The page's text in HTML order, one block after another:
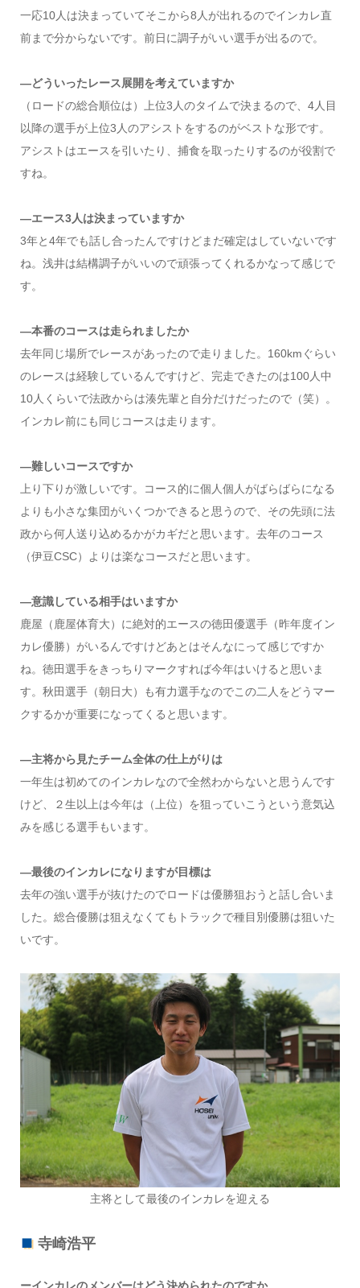
一応10人は決まっていてそこから8人が出れるのでインカレ直
前まで分からないです。前日に調子がいい選手が出るので。
―どういったレース展開を考えていますか
（ロードの総合順位は）上位3人のタイムで決まるので、4人目
以降の選手が上位3人のアシストをするのがベストな形です。
アシストはエースを引いたり、捕食を取ったりするのが役割で
すね。
―エース3人は決まっていますか
3年と4年でも話し合ったんですけどまだ確定はしていないです
ね。浅井は結構調子がいいので頑張ってくれるかなって感じで
す。
―本番のコースは走られましたか
去年同じ場所でレースがあったので走りました。160kmぐらい
のレースは経験しているんですけど、完走できたのは100人中
10人くらいで法政からは湊先輩と自分だけだったので（笑）。
インカレ前にも同じコースは走ります。
―難しいコースですか
上り下りが激しいです。コース的に個人個人がばらばらになる
よりも小さな集団がいくつかできると思うので、その先頭に法
政から何人送り込めるかがカギだと思います。去年のコース
（伊豆CSC）よりは楽なコースだと思います。
―意識している相手はいますか
鹿屋（鹿屋体育大）に絶対的エースの徳田優選手（昨年度イン
カレ優勝）がいるんですけどあとはそんなにって感じですか
ね。徳田選手をきっちりマークすれば今年はいけると思いま
す。秋田選手（朝日大）も有力選手なのでこの二人をどうマー
クするかが重要になってくると思います。
―主将から見たチーム全体の仕上がりは
一年生は初めてのインカレなので全然わからないと思うんです
けど、２生以上は今年は（上位）を狙っていこうという意気込
みを感じる選手もいます。
―最後のインカレになりますが目標は
去年の強い選手が抜けたのでロードは優勝狙おうと話し合いま
した。総合優勝は狙えなくてもトラックで種目別優勝は狙いた
いです。
主将として最後のインカレを迎える
寺崎浩平
ーインカレのメンバーはどう決められたのですか